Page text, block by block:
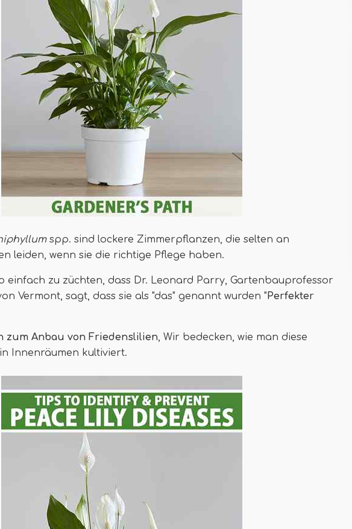
spp. sind lockere Zimmerpflanzen, die selten an
leiden, wenn sie die richtige Pflege haben.
einfach zu züchten, dass Dr. Leonard Parry, Gartenbauprofessor
Vermont, sagt, dass sie als "das" genannt wurden "Perfekter
zum Anbau von Friedenslilien, Wir bedecken, wie man diese
Innenräumen kultiviert.